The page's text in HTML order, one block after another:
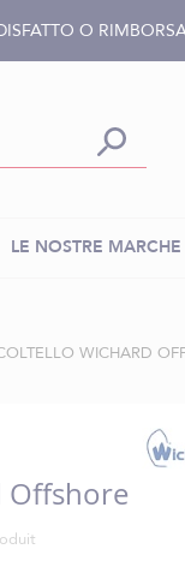
O
LE NOSTRE MARCHE
WICHARD
Offshore